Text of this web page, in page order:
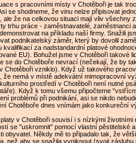
s pracovními místy v Chotěboři je tak
se shodneme, že vinu nelze připisovat
ale že na celkovou situaci mají vliv všechny
trhu práce - zaměstnavatelé, zaměstnanci
na příkladu naší firmy. Snažili
podnikatelský záměr, který by dovolil
kvalifikací za nadstandardní platové
EU). Bohužel jsme v Chotěboři takové
se do Chotěboře nevrací (nečekají, že by
Chotěboři vzniklo). Když už takového
že nemá v místě adekvátní mimopracovní
prostředí v Chotěboři není nutné
Když k tomu všemu připočteme
problémů při podnikání, asi se nikdo
Chotěboře dnes vnímám jako konkureční
v Chotěboři souvisí i s nízkými životními
se "uskromnit" pomocí vlastní pěstitelské
obyvatel. Někdy mě to připadalo tak, že
než aby se snažila vyniknout (svoji zásluhu